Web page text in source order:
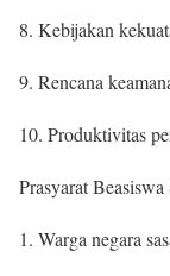
8. Kebijakan
9. Rencana
10. Produktivitas
Prasyarat
1. Warga negara